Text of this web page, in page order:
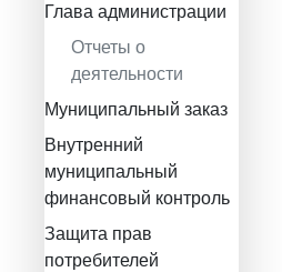
Глава администрации
Отчеты о
деятельности
Муниципальный заказ
Внутренний
муниципальный
финансовый контроль
Защита прав
потребителей